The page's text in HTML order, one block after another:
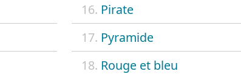
16. Pirate
17. Pyramide
18. Rouge et bleu